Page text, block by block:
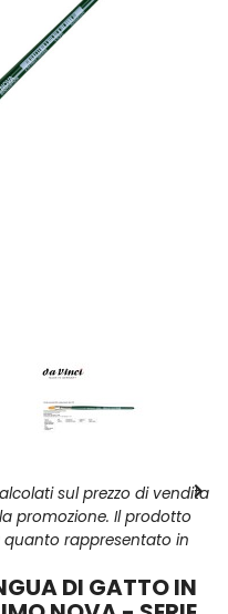

sul prezzo di vendita
promozione. Il prodotto
rappresentato in
DI GATTO IN